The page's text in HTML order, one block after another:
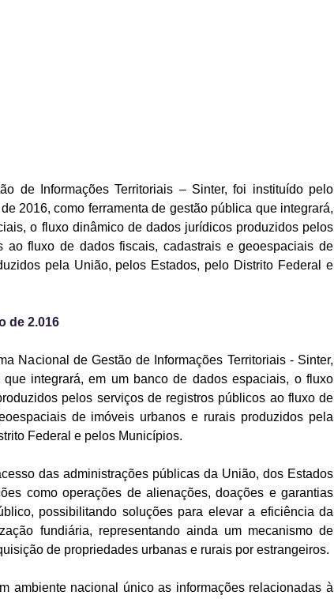
de Informações Territoriais – Sinter, foi instituído pelo
2016, como ferramenta de gestão pública que integrará,
o fluxo dinâmico de dados jurídicos produzidos pelos
ao fluxo de dados fiscais, cadastrais e geoespaciais de
pela União, pelos Estados, pelo Distrito Federal e
de 2.016
Nacional de Gestão de Informações Territoriais - Sinter,
integrará, em um banco de dados espaciais, o fluxo
pelos serviços de registros públicos ao fluxo de
de imóveis urbanos e rurais produzidos pela
Federal e pelos Municípios.
das administrações públicas da União, dos Estados
como operações de alienações, doações e garantias
possibilitando soluções para elevar a eficiência da
fundiária, representando ainda um mecanismo de
de propriedades urbanas e rurais por estrangeiros.
ambiente nacional único as informações relacionadas à